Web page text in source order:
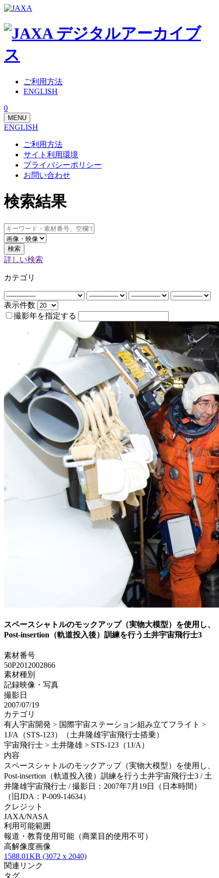
ご利用方法
ENGLISH
0
MENU
ENGLISH
ご利用方法
サイト利用環境
プライバシーポリシー
お問い合わせ
検索結果
検索
詳しい検索
カテゴリ
表示件数
撮影年を指定する
スペースシャトルのモックアップ（実物大模型）を使用し、
Post-insertion（軌道投入後）訓練を行う土井宇宙飛行士3
素材番号
50P2012002866
素材種別
記録映像・写真
撮影日
2007/07/19
カテゴリ
有人宇宙開発 > 国際宇宙ステーション組み立てフライト >
1J/A（STS-123）（土井隆雄宇宙飛行士搭乗）
宇宙飛行士 > 土井隆雄 > STS-123（1J/A）
内容
スペースシャトルのモックアップ（実物大模型）を使用し、
Post-insertion（軌道投入後）訓練を行う土井宇宙飛行士3 / 土
井隆雄宇宙飛行士 / 撮影日：2007年7月19日（日本時間）
（旧JDA：P-009-14634）
クレジット
JAXA/NASA
利用可能範囲
報道・教育使用可能（商業目的使用不可）
高解像度画像
1588.01KB (3072 x 2040)
関連リンク
タグ